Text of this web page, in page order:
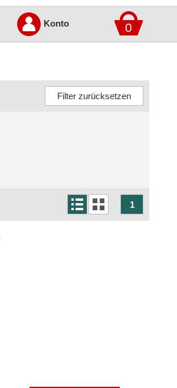
0
Konto
1